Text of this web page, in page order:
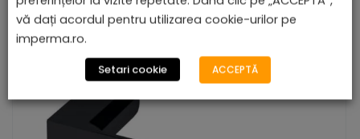
vă dați acordul pentru utilizarea cookie-urilor pe
imperma.ro.
Setari cookie ACCEPTĂ